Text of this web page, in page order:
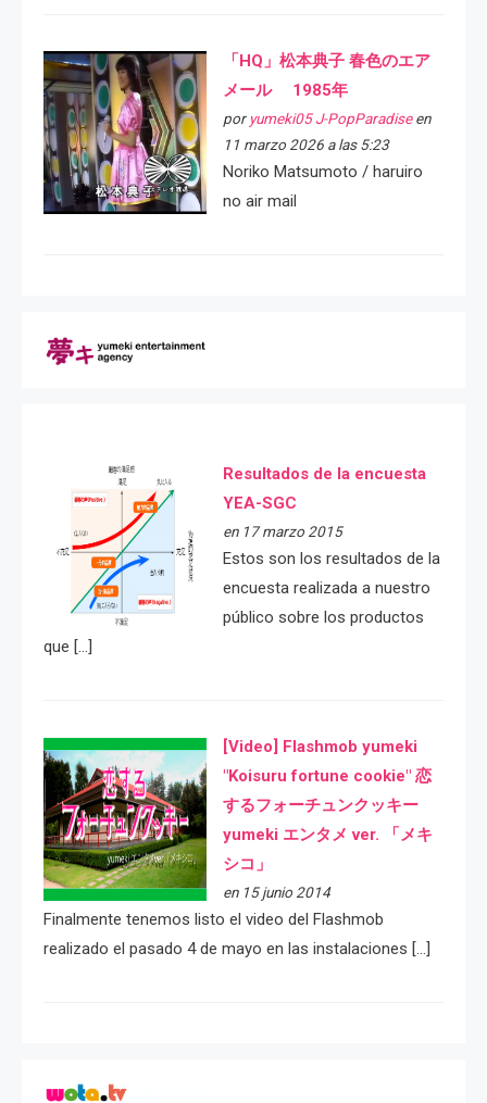
「HQ」松本典子 春色のエア
メール 1985年
por yumeki05 J-PopParadiseen
11 marzo 2026 a las 5:23
Noriko Matsumoto / haruiro
no air mail
Resultados de la encuesta
YEA-SGC
en 17 marzo 2015
Estos son los resultados de la
encuesta realizada a nuestro
público sobre los productos
que […]
[Video] Flashmob yumeki
"Koisuru fortune cookie" 恋
するフォーチュンクッキー
yumeki エンタメ ver. 「メキ
シコ」
en 15 junio 2014
Finalmente tenemos listo el video del Flashmob
realizado el pasado 4 de mayo en las instalaciones […]